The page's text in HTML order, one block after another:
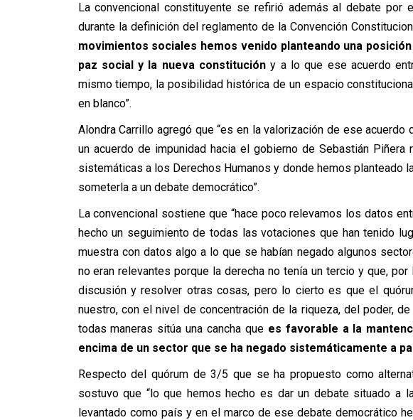
La convencional constituyente se refirió además al debate por
durante la definición del reglamento de la Convención
movimientos sociales hemos venido planteando una
paz social y la nueva constitución y a lo que ese acuerdo
mismo tiempo, la posibilidad histórica de un espacio
en blanco”.
Alondra Carrillo agregó que “es en la valorización de ese
un acuerdo de impunidad hacia el gobierno de Sebastián
sistemáticas a los Derechos Humanos y donde hemos planteado
someterla a un debate democrático”.
La convencional sostiene que “hace poco relevamos los datos
hecho un seguimiento de todas las votaciones que han tenido
muestra con datos algo a lo que se habían negado algunos
no eran relevantes porque la derecha no tenía un tercio y que,
discusión y resolver otras cosas, pero lo cierto es que el
nuestro, con el nivel de concentración de la riqueza, del poder,
todas maneras sitúa una cancha que es favorable a la
encima de un sector que se ha negado sistemáticamente a
Respecto del quórum de 3/5 que se ha propuesto como
sostuvo que “lo que hemos hecho es dar un debate situado a
levantado como país y en el marco de ese debate democrático